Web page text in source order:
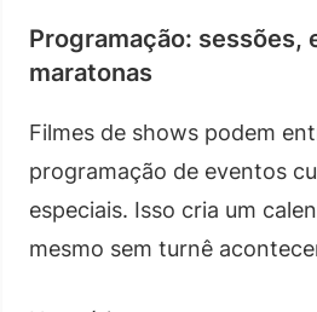
Programação: sessões,
maratonas
Filmes de shows podem
programação de eventos
especiais. Isso cria um
mesmo sem turnê